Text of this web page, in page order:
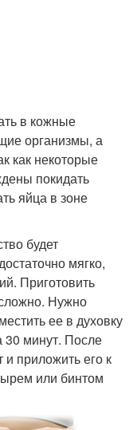
в кожные
организмы, а
как некоторые
покидать
яйца в зоне
будет
мягко,
Приготовить
Нужно
ее в духовку
30 минут. После
и приложить его к
или бинтом